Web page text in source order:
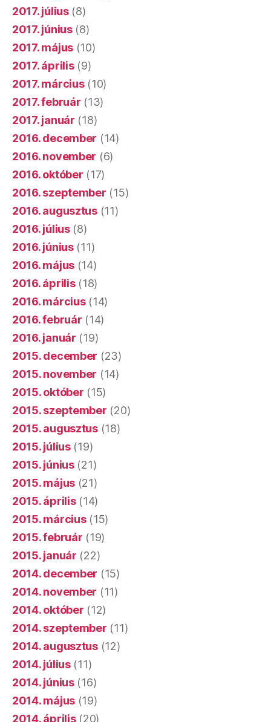
2017. július(8)
2017. június(8)
2017. május (10)
2017. április(9)
2017. március(10)
2017. február (13)
2017. január (18)
2016. december (14)
2016. november (6)
2016. október (17)
2016. szeptember (15)
2016. augusztus(11)
2016. július(8)
2016. június(11)
2016. május (14)
2016. április(18)
2016. március(14)
2016. február (14)
2016. január (19)
2015. december (23)
2015. november (14)
2015. október (15)
2015. szeptember (20)
2015. augusztus(18)
2015. július(19)
2015. június(21)
2015. május (21)
2015. április(14)
2015. március(15)
2015. február (19)
2015. január (22)
2014. december (15)
2014. november (11)
2014. október (12)
2014. szeptember (11)
2014. augusztus(12)
2014. július(11)
2014. június(16)
2014. május (19)
2014. április(20)